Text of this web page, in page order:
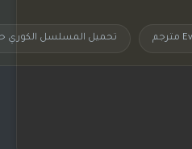
تحميل المسلسل الكوري